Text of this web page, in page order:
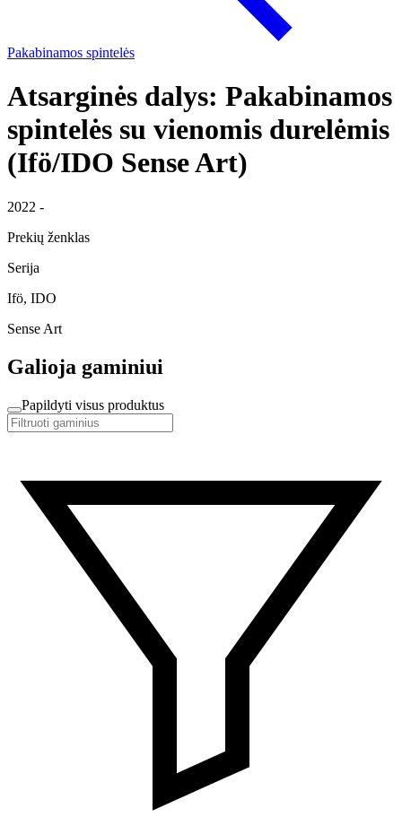
Pakabinamos spintelės
Atsarginės dalys: Pakabinamos
spintelės su vienomis durelėmis
(Ifö/IDO Sense Art)
2022 -
Prekių ženklas
Serija
Ifö, IDO
Sense Art
Galioja gaminiui
Papildyti visus produktus